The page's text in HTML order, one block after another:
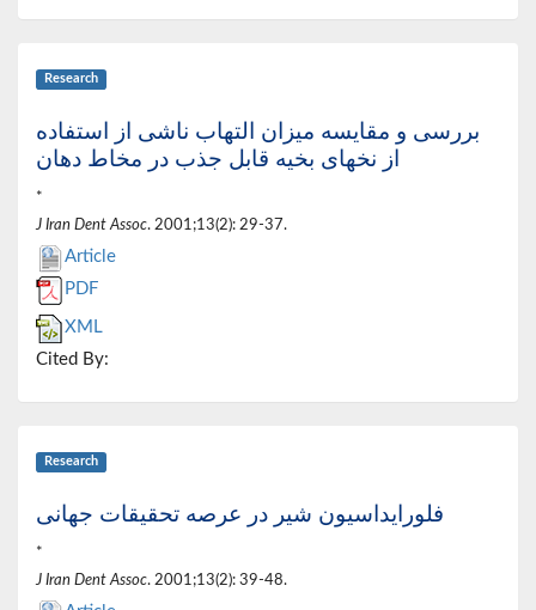
Research
بررسی و مقایسه میزان التهاب ناشی از استفاده
از نخهای بخیه قابل جذب در مخاط دهان
*
J Iran Dent Assoc. 2001;13(2): 29-37.
Article
PDF
XML
Cited By:
Research
فلورایداسیون شیر در عرصه تحقیقات جهانی
*
J Iran Dent Assoc. 2001;13(2): 39-48.